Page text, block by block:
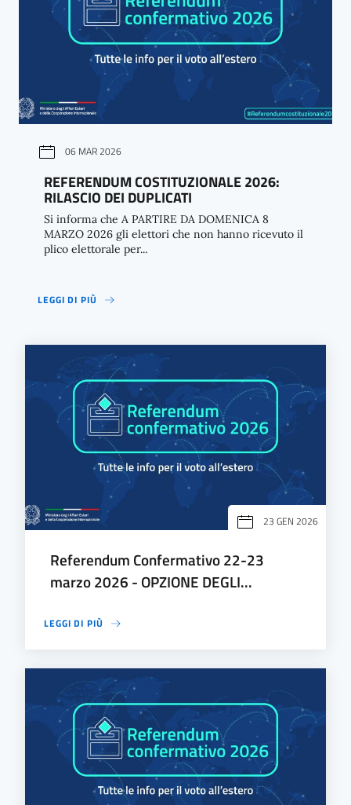
06 MAR 2026
REFERENDUM COSTITUZIONALE 2026:
RILASCIO DEI DUPLICATI
Si informa che A PARTIRE DA DOMENICA 8
MARZO 2026 gli elettori che non hanno ricevuto il
plico elettorale per...
LEGGI DI PIÙ
23 GEN 2026
Referendum Confermativo 22-23
marzo 2026 - OPZIONE DEGLI...
LEGGI DI PIÙ